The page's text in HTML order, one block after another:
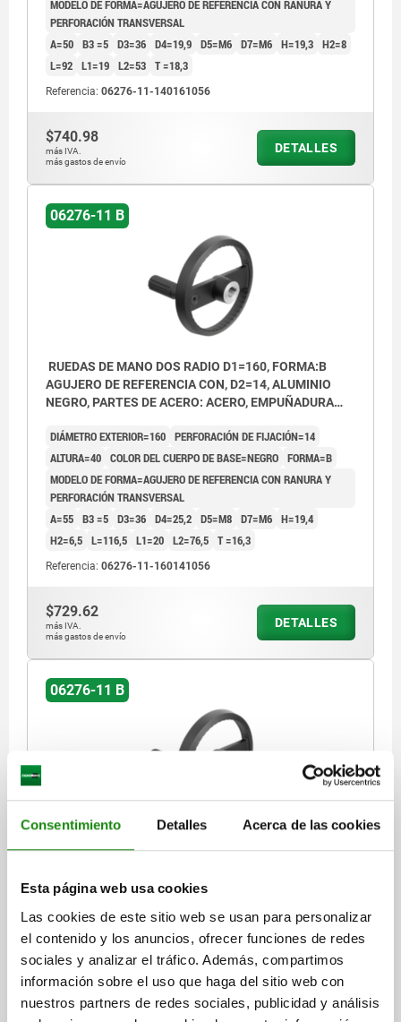
Consentimiento Detalles Acerca de las cookies
Esta página web usa cookies
Las cookies de este sitio web se usan para personalizar
el contenido y los anuncios, ofrecer funciones de redes
sociales y analizar el tráfico. Además, compartimos
información sobre el uso que haga del sitio web con
nuestros partners de redes sociales, publicidad y análisis
MODELO DE FORMA=AGUJERO DE REFERENCIA CON RANURA Y
PERFORACIÓN TRANSVERSAL
A=50 B3 =5 D3=36 D4=19,9 D5=M6 D7=M6 H=19,3 H2=8
L=92 L1=19 L2=53 T =18,3
Referencia: 06276-11-140161056
$740.98
más IVA.
más gastos de envío
DETALLES
06276-11 B
RUEDAS DE MANO DOS RADIO D1=160, FORMA:B
AGUJERO DE REFERENCIA CON, D2=14, ALUMINIO
NEGRO, PARTES DE ACERO: ACERO, EMPUÑADURA
DIÁMETRO EXTERIOR=160 PERFORACIÓN DE FIJACIÓN=14
ALTURA=40 COLOR DEL CUERPO DE BASE=NEGRO FORMA=B
MODELO DE FORMA=AGUJERO DE REFERENCIA CON RANURA Y
PERFORACIÓN TRANSVERSAL
A=55 B3 =5 D3=36 D4=25,2 D5=M8 D7=M6 H=19,4
H2=6,5 L=116,5 L1=20 L2=76,5 T =16,3
Referencia: 06276-11-160141056
$729.62
más IVA.
más gastos de envío
DETALLES
06276-11 B
CILÍNDRICA GIRA
DIÁMETRO EXTERIOR=160
PERFORACIÓN DE FIJACIÓN=16
ALTURA=40
COLOR DEL CUERPO DE BASE=NEGRO
FORMA=B
MODELO DE FORMA=AGUJERO DE REFERENCIA CON RANURA Y
PERFORACIÓN TRANSVERSAL
D4=25,2 D5=M8
L=116,5